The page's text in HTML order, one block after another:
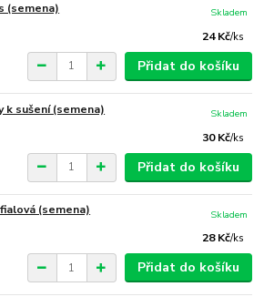
(semena)
24 Kč/ks
Skladem
Přidat do košíku
k sušení (semena)
30 Kč/ks
Skladem
Přidat do košíku
(semena)
28 Kč/ks
Skladem
Přidat do košíku